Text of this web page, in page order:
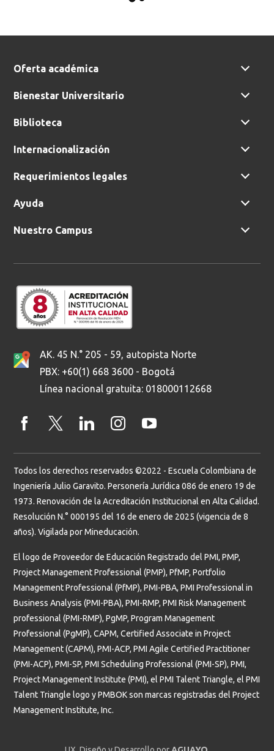
Oferta académica
Bienestar Universitario
Biblioteca
Internacionalización
Requerimientos legales
Ayuda
Nuestro Campus
AK. 45 N.° 205 - 59, autopista Norte
PBX: +60(1) 668 3600 - Bogotá
Línea nacional gratuita: 018000112668
Todos los derechos reservados ©2022 - Escuela Colombiana de
Ingeniería Julio Garavito. Personería Jurídica 086 de enero 19 de
1973. Renovación de la Acreditación Institucional en Alta Calidad.
Resolución N.° 000195 del 16 de enero de 2025 (vigencia de 8
años). Vigilada por Mineducación.
El logo de Proveedor de Educación Registrado del PMI, PMP,
Project Management Professional (PMP), PfMP, Portfolio
Management Professional (PfMP), PMI-PBA, PMI Professional in
Business Analysis (PMI-PBA), PMI-RMP, PMI Risk Management
professional (PMI-RMP), PgMP, Program Management
Professional (PgMP), CAPM, Certified Associate in Project
Management (CAPM), PMI-ACP, PMI Agile Certified Practitioner
(PMI-ACP), PMI-SP, PMI Scheduling Professional (PMI-SP), PMI,
Project Management Institute (PMI), el PMI Talent Triangle, el PMI
Talent Triangle logo y PMBOK son marcas registradas del Project
Management Institute, Inc.
UX, Diseño y Desarrollo por AGUAYO